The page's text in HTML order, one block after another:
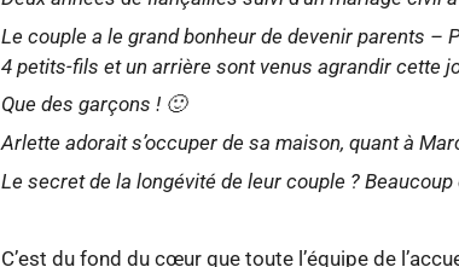
Le couple a le grand bonheur de devenir parents –
4 petits-fils et un arrière sont venus agrandir cette
Que des garçons ! 🙂
Arlette adorait s’occuper de sa maison, quant à
Le secret de la longévité de leur couple ? Beaucoup
C’est du fond du cœur que toute l’équipe de